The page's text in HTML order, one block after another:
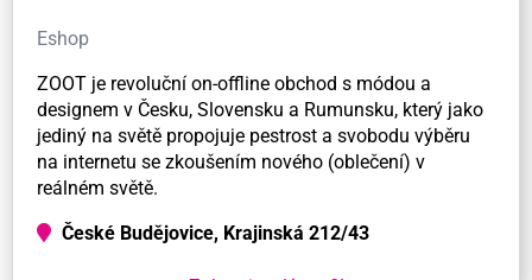
Eshop
ZOOT je revoluční on-offline obchod s módou a
designem v Česku, Slovensku a Rumunsku, který jako
jediný na světě propojuje pestrost a svobodu výběru
na internetu se zkoušením nového (oblečení) v
reálném světě.
České Budějovice, Krajinská 212/43